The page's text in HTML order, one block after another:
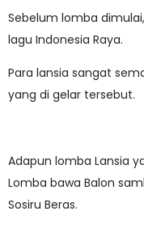
Sebelum lomba
lagu Indonesia Raya.
Para lansia sangat
yang di gelar tersebut.
Adapun lomba Lansia
Lomba bawa Balon
Sosiru Beras.